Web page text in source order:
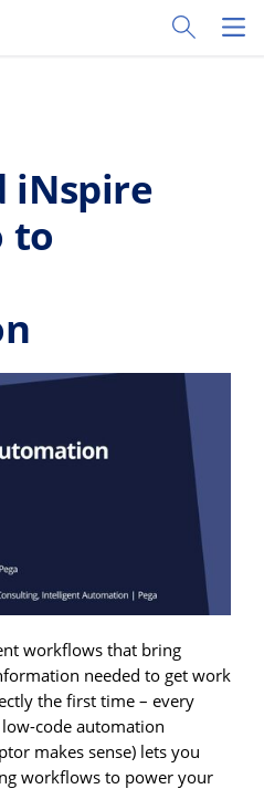
Toggle
iNspire
to
workflows that bring
needed to get work
the first time – every
code automation
makes sense) lets you
workflows to power your